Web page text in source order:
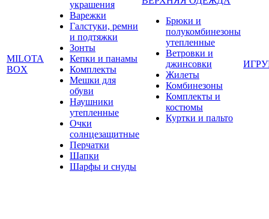
MILOTA
BOX
украшения
Варежки
Галстуки, ремни
и подтяжки
Зонты
Кепки и панамы
Комплекты
Мешки для
обуви
Наушники
утепленные
Очки
солнцезащитные
Перчатки
Шапки
Шарфы и снуды
Брюки и
полукомбинезоны
утепленные
Ветровки и
джинсовки
Жилеты
Комбинезоны
Комплекты и
костюмы
Куртки и пальто